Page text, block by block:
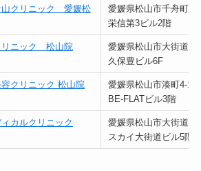
山クリニック 愛媛松
愛媛県松山市千舟町5-
栄信第3ビル2階
リニック 松山院
愛媛県松山市大街道
久保豊ビル6F
クリニック 松山院
愛媛県松山市湊町
BE-FLATビル3階
カルクリニック
愛媛県松山市大街道1-
スカイ大街道ビル5階